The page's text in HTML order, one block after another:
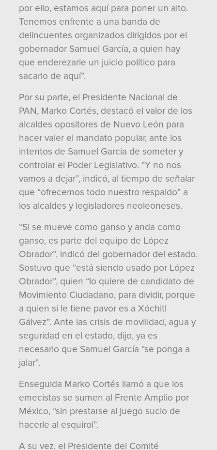
por ello, estamos aquí para poner un alto.
Tenemos enfrente a una banda de
delincuentes organizados dirigidos por el
gobernador Samuel García, a quien hay
que enderezarle un juicio político para
sacarlo de aquí”.
Por su parte, el Presidente Nacional de
PAN, Marko Cortés, destacó el valor de los
alcaldes opositores de Nuevo León para
hacer valer el mandato popular, ante los
intentos de Samuel García de someter y
controlar el Poder Legislativo. “Y no nos
vamos a dejar”, indicó, al tiempo de señalar
que “ofrecemos todo nuestro respaldo” a
los alcaldes y legisladores neoleoneses.
“Si se mueve como ganso y anda como
ganso, es parte del equipo de López
Obrador”, indicó del gobernador del estado.
Sostuvo que “está siendo usado por López
Obrador”, quien “lo quiere de candidato de
Movimiento Ciudadano, para dividir, porque
a quien sí le tiene pavor es a Xóchitl
Gálvez”. Ante las crisis de movilidad, agua y
seguridad en el estado, dijo, ya es
necesario que Samuel García “se ponga a
jalar”.
Enseguida Marko Cortés llamó a que los
emecistas se sumen al Frente Amplio por
México, “sin prestarse al juego sucio de
hacerle al esquirol”.
A su vez, el Presidente del Comité